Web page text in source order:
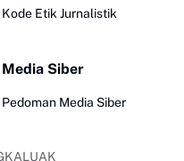
Kode Etik Jurnalistik
Media Siber
Pedoman Media Siber